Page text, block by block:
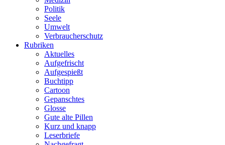
Politik
Seele
Umwelt
Verbraucherschutz
Rubriken
Aktuelles
Aufgefrischt
Aufgespießt
Buchtipp
Cartoon
Gepanschtes
Glosse
Gute alte Pillen
Kurz und knapp
Leserbriefe